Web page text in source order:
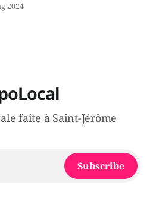
sous un véhicule et aspergée
2024
faite à Saint-Jérôme
Subscribe